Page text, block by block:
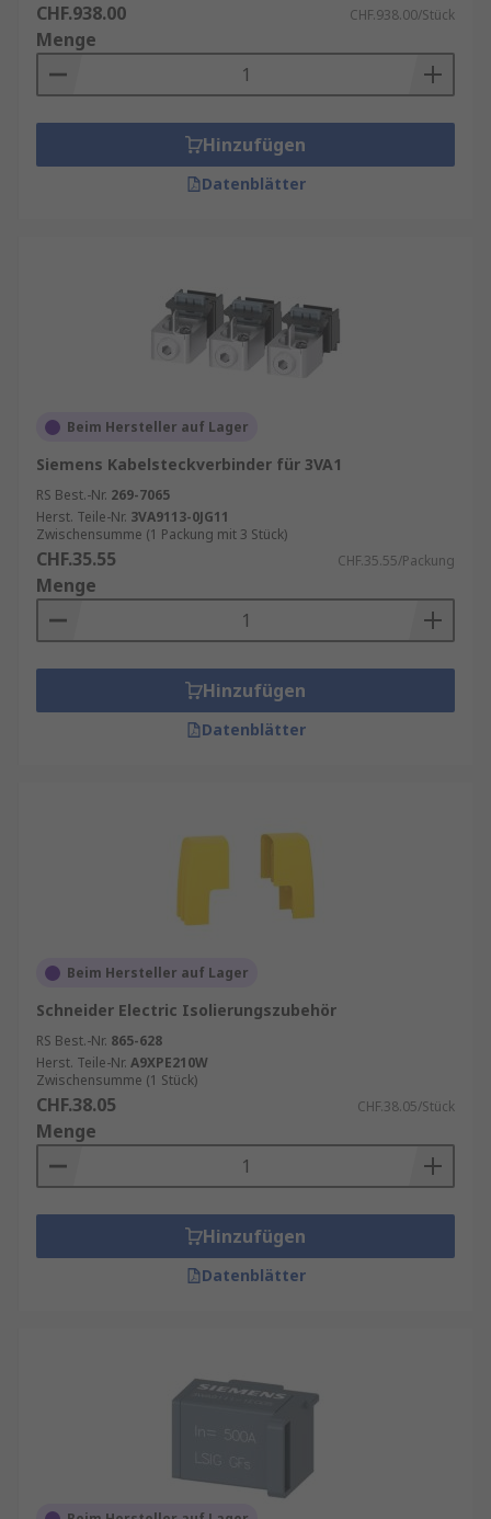
CHF.938.00 CHF.938.00/Stück
Menge
Hinzufügen
Datenblätter
Beim Hersteller auf Lager
Siemens Kabelsteckverbinder für 3VA1
RS Best.-Nr. 269-7065
Herst. Teile-Nr. 3VA9113-0JG11
Zwischensumme (1 Packung mit 3 Stück)
CHF.35.55 CHF.35.55/Packung
Menge
Hinzufügen
Datenblätter
Beim Hersteller auf Lager
Schneider Electric Isolierungszubehör
RS Best.-Nr. 865-628
Herst. Teile-Nr. A9XPE210W
Zwischensumme (1 Stück)
CHF.38.05 CHF.38.05/Stück
Menge
Hinzufügen
Datenblätter